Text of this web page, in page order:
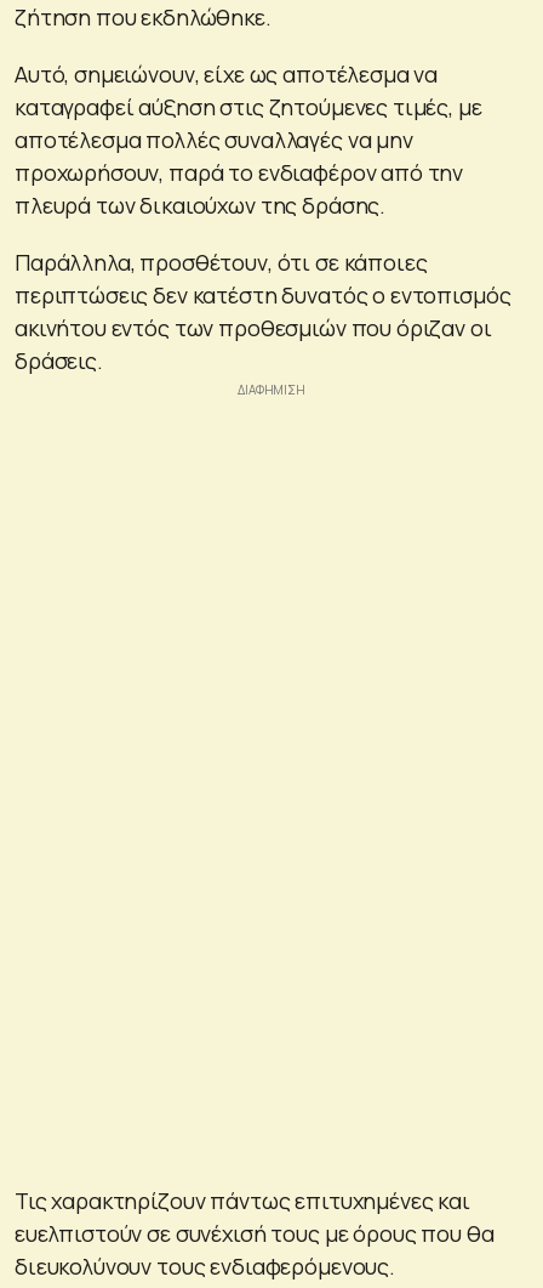
ζήτηση που εκδηλώθηκε.
Αυτό, σημειώνουν, είχε ως αποτέλεσμα να
καταγραφεί αύξηση στις ζητούμενες τιμές, με
αποτέλεσμα πολλές συναλλαγές να μην
προχωρήσουν, παρά το ενδιαφέρον από την
πλευρά των δικαιούχων της δράσης.
Παράλληλα, προσθέτουν, ότι σε κάποιες
περιπτώσεις δεν κατέστη δυνατός ο εντοπισμός
ακινήτου εντός των προθεσμιών που όριζαν οι
δράσεις.
Τις χαρακτηρίζουν πάντως επιτυχημένες και
ευελπιστούν σε συνέχισή τους με όρους που θα
διευκολύνουν τους ενδιαφερόμενους.